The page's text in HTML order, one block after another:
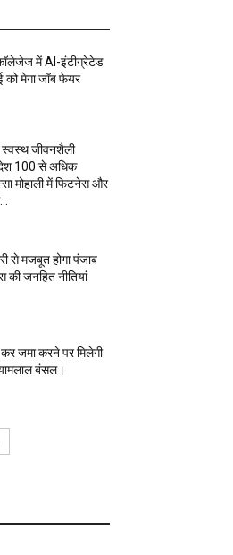
में AI-इंटीग्रेटेड
को मेगा जॉब फेयर
स्वस्थ जीवनशैली
100 से अधिक
मोहाली में फिटनेस और
से मजबूत होगा पंजाब
की जनहित नीतियां
जमा करने पर मिलेगी
बंसल।